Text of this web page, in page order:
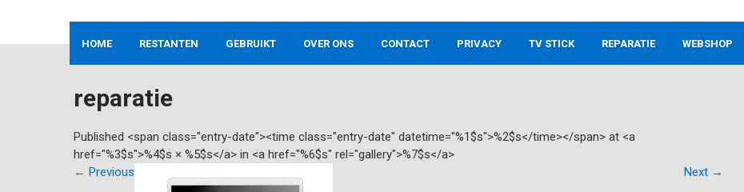
NEWCOM
HOME RESTANTEN GEBRUIKT OVER ONS CONTACT PRIVACY TV STICK REPARATIE WEBSHOP
reparatie
Published <span class="entry-date"><time class="entry-date" datetime="%1$s">%2$s</time></span> at <a
href="%3$s">%4$s × %5$s</a> in <a href="%6$s" rel="gallery">%7$s</a>
← Previous Next →